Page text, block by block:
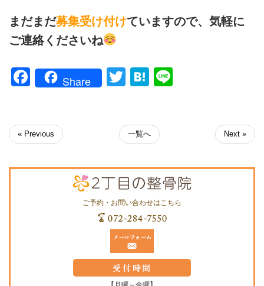
まだまだ募集受け付けていますので、気軽に
ご連絡くださいね
Facebook
Share TwitterHatena
« Previous 一覧へ Next »
ご予約・お問い合わせはこちら